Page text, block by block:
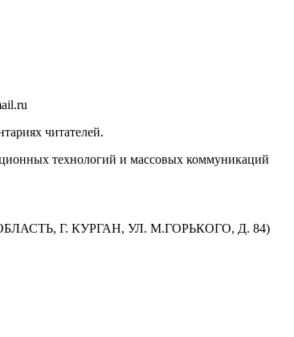
читателей.
технологий и массовых коммуникаций
Г. КУРГАН, УЛ. М.ГОРЬКОГО, Д. 84)